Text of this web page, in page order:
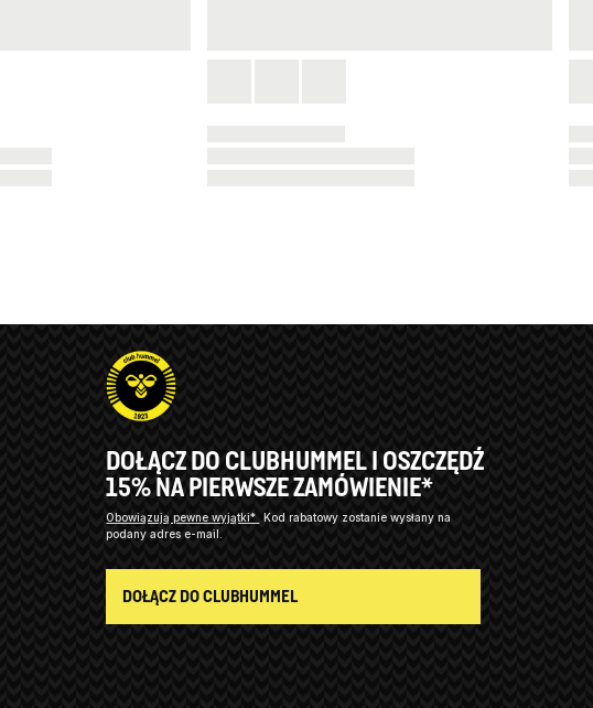
DOŁĄCZ DO CLUBHUMMEL I OSZCZĘDŹ
15% NA PIERWSZE ZAMÓWIENIE*
Obowiązują pewne wyjątki*
Kod rabatowy zostanie wysłany na
podany adres e-mail.
DOŁĄCZ DO CLUBHUMMEL